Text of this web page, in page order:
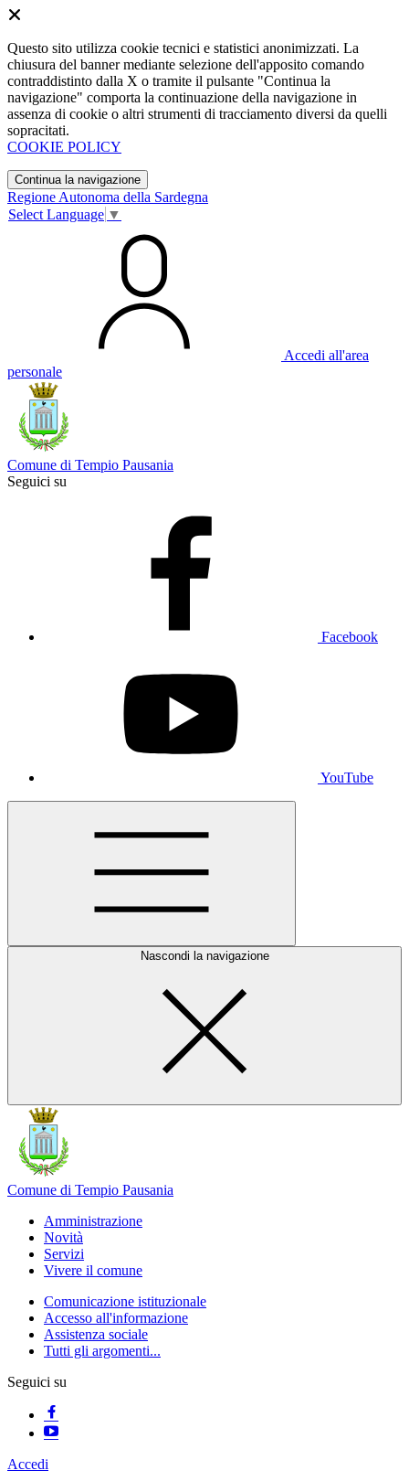
Questo sito utilizza cookie tecnici e statistici anonimizzati. La
chiusura del banner mediante selezione dell'apposito comando
contraddistinto dalla X o tramite il pulsante "Continua la
navigazione" comporta la continuazione della navigazione in
assenza di cookie o altri strumenti di tracciamento diversi da quelli
sopracitati.
COOKIE POLICY
Continua la navigazione
Regione Autonoma della Sardegna
Select Language ▼
Accedi all'area
personale
Comune di Tempio Pausania
Seguici su
Facebook
YouTube
Nascondi la navigazione
Comune di Tempio Pausania
Amministrazione
Novità
Servizi
Vivere il comune
Comunicazione istituzionale
Accesso all'informazione
Assistenza sociale
Tutti gli argomenti...
Seguici su
Accedi